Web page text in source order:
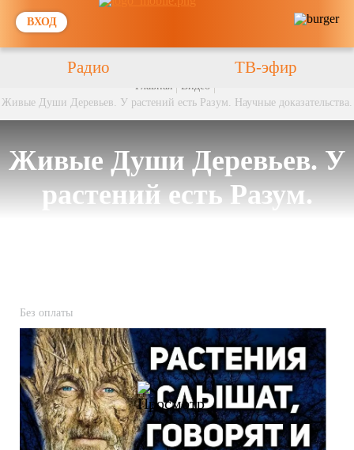
ВХОД
Радио ТВ-эфир
Главная
Видео
Живые Души Деревьев. У растений есть Разум. Научные доказательства.
Живые Души Деревьев. У
растений есть Разум.
Без оплаты